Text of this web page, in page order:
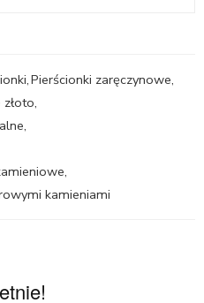
,Pierścionki zaręczynowe,
,
,
,
kamieniami